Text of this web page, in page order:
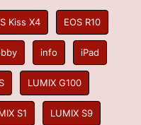
Kiss X4 EOS R10
info iPad
LUMIX G100
S1 LUMIX S9